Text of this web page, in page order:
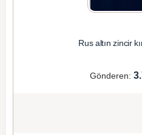
Rus altın zincir
Gönderen: